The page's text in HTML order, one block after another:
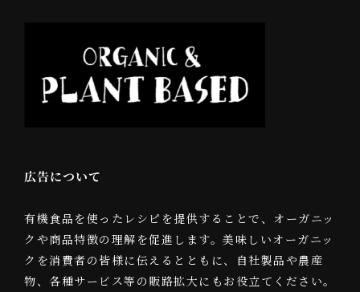
広告について
有機食品を使ったレシピを提供することで、オーガニッ
クや商品特徴の理解を促進します。美味しいオーガニッ
クを消費者の皆様に伝えるとともに、自社製品や農産
物、各種サービス等の販路拡大にもお役立てください。